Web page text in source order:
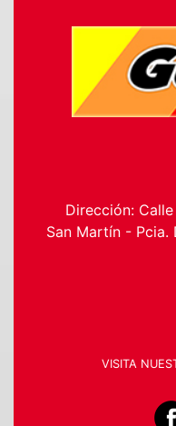
Dirección:
San Martín - Pcia.
VISITA